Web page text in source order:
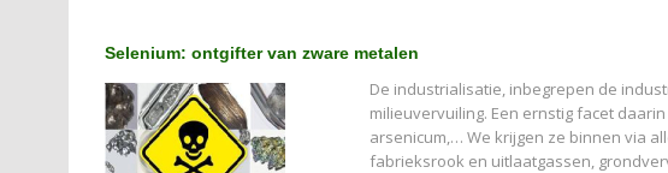
Selenium: ontgifter van zware metalen
De industrialisatie, inbegrepen de
milieuvervuiling. Een ernstig facet
arsenicum,… We krijgen ze binnen via
fabrieksrook en uitlaatgassen,